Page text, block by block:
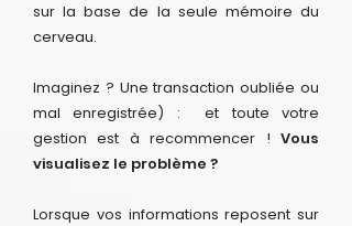
sur la base de la seule mémoire du
cerveau.
Imaginez ? Une transaction oubliée ou
mal enregistrée) : et toute votre
gestion est à recommencer ! Vous
visualisez le problème ?
Lorsque vos informations reposent sur